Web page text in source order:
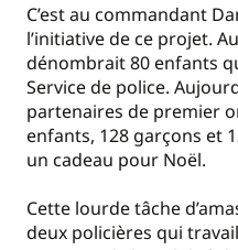
C’est au commandant
l’initiative de ce projet.
dénombrait 80 enfants
Service de police.
partenaires de premier
enfants, 128 garçons et
un cadeau pour Noël.
Cette lourde tâche
deux policières qui